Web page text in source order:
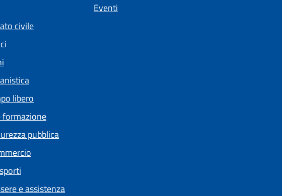
civile
libero
formazione
pubblica
e assistenza
Eventi